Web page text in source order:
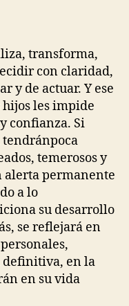
transforma,
con claridad,
y de actuar. Y ese
les impide
confianza. Si
tendránpoca
temerosos y
alerta permanente
a lo
su desarrollo
se reflejará en
definitiva, en la
en su vida